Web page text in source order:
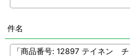
件名